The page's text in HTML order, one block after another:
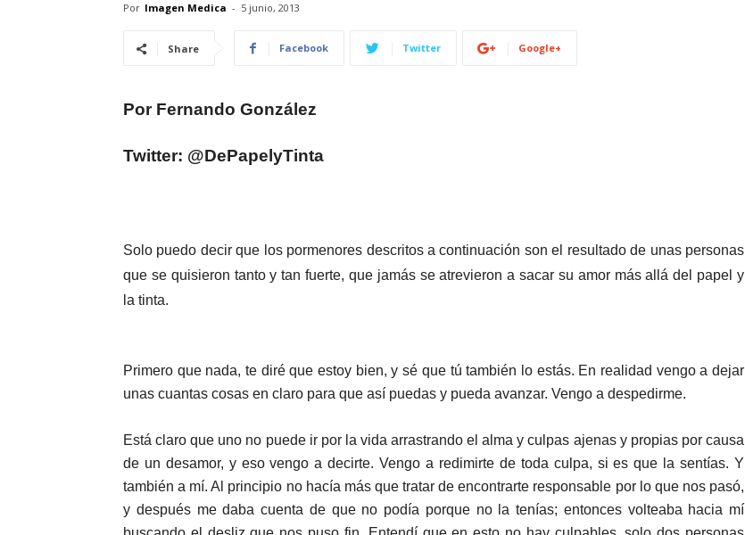
Por Imagen Medica - 5 junio, 2013
Share Facebook Twitter Google+
Por Fernando González
Twitter: @DePapelyTinta
Solo puedo decir que los pormenores descritos a continuación son el resultado de unas personas
que se quisieron tanto y tan fuerte, que jamás se atrevieron a sacar su amor más allá del papel y
la tinta.
Primero que nada, te diré que estoy bien, y sé que tú también lo estás. En realidad vengo a dejar
unas cuantas cosas en claro para que así puedas y pueda avanzar. Vengo a despedirme.
Está claro que uno no puede ir por la vida arrastrando el alma y culpas ajenas y propias por causa
de un desamor, y eso vengo a decirte. Vengo a redimirte de toda culpa, si es que la sentías. Y
también a mí. Al principio no hacía más que tratar de encontrarte responsable por lo que nos pasó,
y después me daba cuenta de que no podía porque no la tenías; entonces volteaba hacia mí